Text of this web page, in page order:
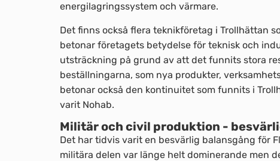
energilagringssystem och värmare.
Det finns också flera teknikföretag i Trollhättan
betonar företagets betydelse för teknisk och
utsträckning på grund av att det funnits stora
beställningarna, som nya produkter,
betonar också den kontinuitet som funnits i
varit Nohab.
Militär och civil produktion -
Det har tidvis varit en besvärlig balansgång för
militära delen var länge helt dominerande men